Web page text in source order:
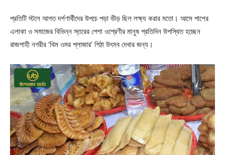
প্রতিটি স্টলে আগত দর্শণার্থীদের উপচে পড়া ভীড় ছিল লক্ষ্য করার মতো। আসে পাশের
এলাকা ও সমাজের বিভিন্ন স্তরের পেশা ওশ্রেণীর মানুষ প্রতিদিন উপস্থিত হচ্ছেন
রাজশাহী নগরীর ‘থিম ওমর প্লাজার’ পিঠা উৎসব দেখার জন্য।